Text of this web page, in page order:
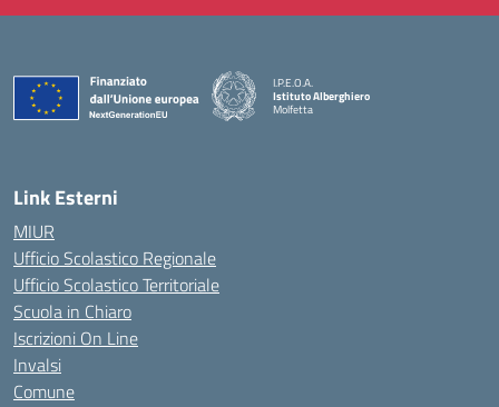
I.P.E.O.A.
Istituto Alberghiero
Molfetta
Link Esterni
MIUR
Ufficio Scolastico Regionale
Ufficio Scolastico Territoriale
Scuola in Chiaro
Iscrizioni On Line
Invalsi
Comune